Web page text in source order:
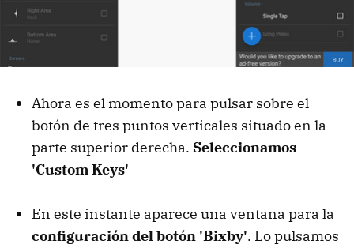
Ahora es el momento para pulsar sobre el
botón de tres puntos verticales situado en la
parte superior derecha. Seleccionamos
'Custom Keys'
En este instante aparece una ventana para la
configuración del botón 'Bixby'. Lo pulsamos